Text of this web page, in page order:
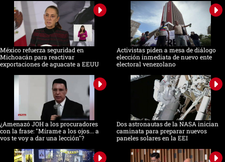
seconds
México refuerza seguridad en
Michoacán para reactivar
exportaciones de aguacate a EEUU
Activistas piden a mesa de diálogo
elección inmediata de nuevo ente
electoral venezolano
¿Amenazó JOH a los procuradores
con la frase: "Mírame a los ojos... a
vos te voy a dar una lección"?
Dos astronautas de la NASA inician
caminata para preparar nuevos
paneles solares en la EEI